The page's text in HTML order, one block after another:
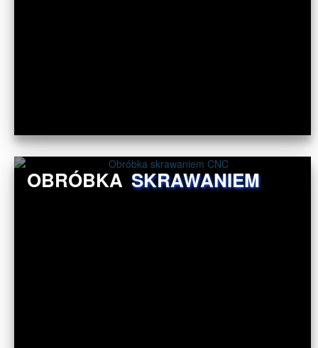
OBRÓBKA SKRAWANIEM